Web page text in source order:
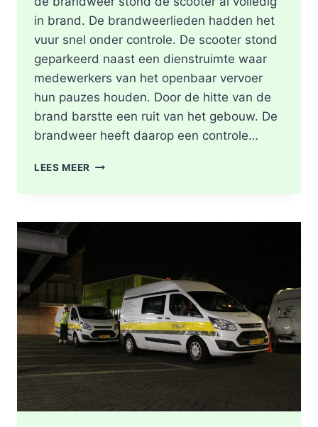
in brand. De brandweerlieden hadden het
vuur snel onder controle. De scooter stond
geparkeerd naast een dienstruimte waar
medewerkers van het openbaar vervoer
hun pauzes houden. Door de hitte van de
brand barstte een ruit van het gebouw. De
brandweer heeft daarop een controle…
LEES MEER SCOOTER
BIJ
IN
ROTTERDAM